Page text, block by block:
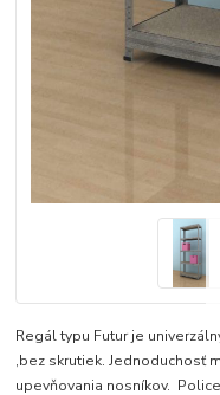
Regál typu Futur je
,bez skrutiek. Jednoduchosť
upevňovania nosníkov.